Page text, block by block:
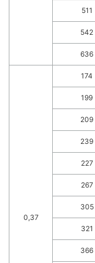
511
542
636
0,37
174
199
209
239
227
267
305
321
366